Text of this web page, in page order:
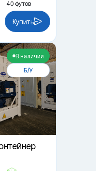
40 футов
Купить
В наличии
Б/У